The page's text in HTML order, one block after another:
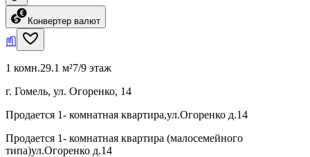
Конвертер валют
1 комн.29.1 м²7/9 этаж
г. Гомель, ул. Огоренко, 14
Продается 1- комнатная квартира,ул.Огоренко д.14
Продается 1- комнатная квартира (малосемейного
типа)ул.Огоренко д.14